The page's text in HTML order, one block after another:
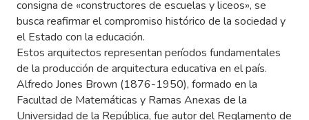
consigna de «constructores de escuelas y liceos», se
busca reafirmar el compromiso histórico de la sociedad y
el Estado con la educación.
Estos arquitectos representan períodos fundamentales
de la producción de arquitectura educativa en el país.
Alfredo Jones Brown (1876-1950), formado en la
Facultad de Matemáticas y Ramas Anexas de la
Universidad de la República, fue autor del Reglamento de